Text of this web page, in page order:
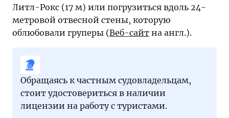
Литл-Рокс (17 м) или погрузиться вдоль 24-
метровой отвесной стены, которую
облюбовали груперы (Веб-сайт на англ.).
Обращаясь к частным судовладельцам,
стоит удостовериться в наличии
лицензии на работу с туристами.